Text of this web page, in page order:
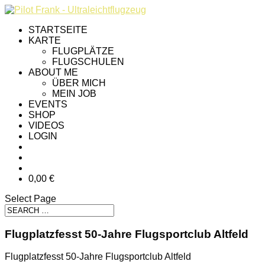
STARTSEITE
KARTE
FLUGPLÄTZE
FLUGSCHULEN
ABOUT ME
ÜBER MICH
MEIN JOB
EVENTS
SHOP
VIDEOS
LOGIN
0,00 €
Select Page
Flugplatzfesst 50-Jahre Flugsportclub Altfeld
Flugplatzfesst 50-Jahre Flugsportclub Altfeld